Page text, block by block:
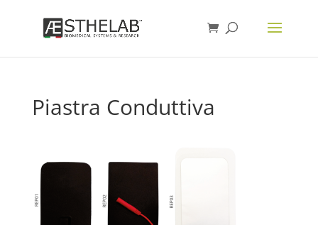
Piastra Conduttiva